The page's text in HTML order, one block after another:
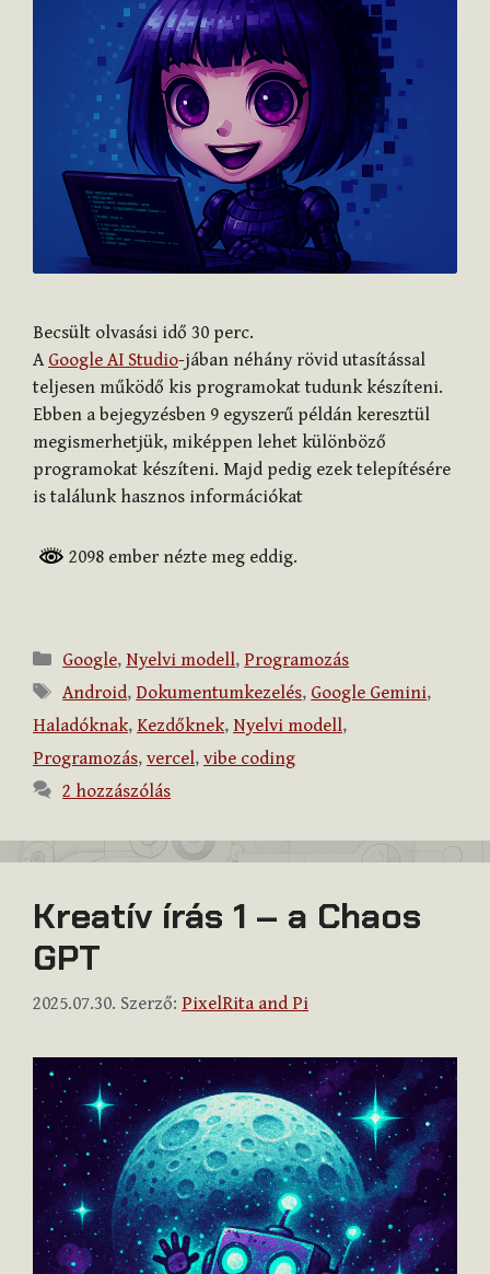
Becsült olvasási idő 30 perc.
A Google AI Studio-jában néhány rövid utasítással
teljesen működő kis programokat tudunk készíteni.
Ebben a bejegyzésben 9 egyszerű példán keresztül
megismerhetjük, miképpen lehet különböző
programokat készíteni. Majd pedig ezek telepítésére
is találunk hasznos információkat
2098 ember nézte meg eddig.
Kategória
Google, Nyelvi modell, Programozás
Címkék
Android, Dokumentumkezelés, Google Gemini,
Haladóknak, Kezdőknek, Nyelvi modell,
Programozás, vercel, vibe coding
2 hozzászólás
Kreatív írás 1 – a Chaos
GPT
2025.07.30. Szerző: PixelRita and Pi